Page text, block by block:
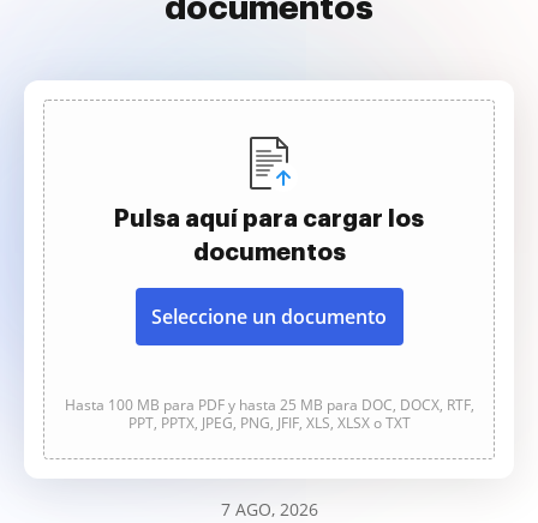
documentos
Pulsa aquí para cargar los
documentos
Seleccione un documento
Hasta 100 MB para PDF y hasta 25 MB para DOC, DOCX, RTF,
PPT, PPTX, JPEG, PNG, JFIF, XLS, XLSX o TXT
7 AGO, 2026